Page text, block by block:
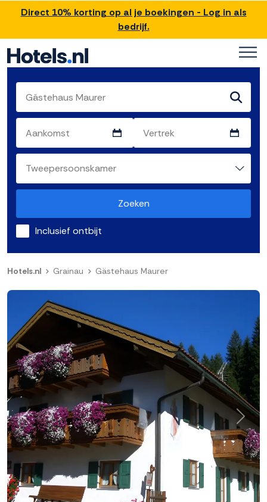
Direct 10% korting op al je boekingen - Log in als
bedrijf.
Zoeken
Inclusief ontbijt
Hotels.nl Grainau Gästehaus Maurer